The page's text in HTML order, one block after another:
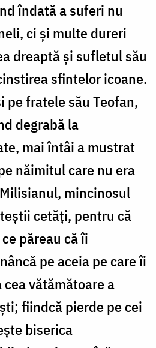
îndată a suferi nu
ci și multe dureri
dreaptă și sufletul său
sfintelor icoane.
pe fratele său Teofan,
degrabă la
mai întâi a mustrat
năimitul care nu era
mincinosul
cetăți, pentru că
păreau că îi
pe aceia pe care îi
vătămătoare a
fiindcă pierde pe cei
biserica